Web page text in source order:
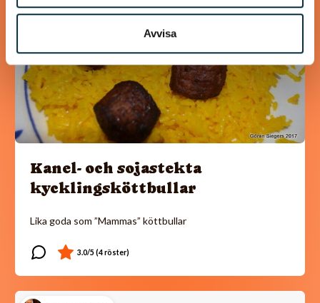
Avvisa
Kanel- och sojastekta
kycklingsköttbullar
Lika goda som ”Mammas” köttbullar